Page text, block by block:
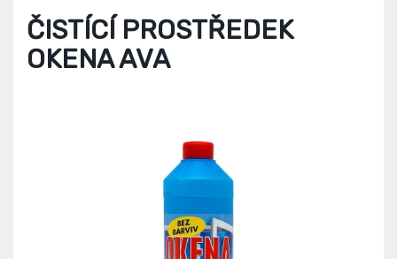
ČISTÍCÍ PROSTŘEDEK
OKENA AVA